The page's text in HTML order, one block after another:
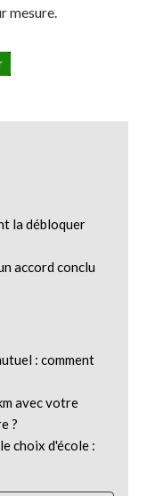
mesure.
la débloquer
accord conclu
: comment
avec votre
?
choix d'école :